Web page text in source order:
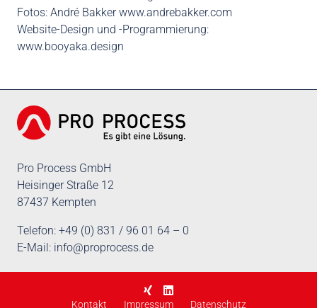
Fotos: André Bakkerwww.andrebakker.com
Website-Design und -Programmierung:
www.booyaka.design
Pro Process GmbH
Heisinger Straße 12
87437 Kempten
Telefon: +49 (0) 831 / 96 01 64 – 0
E-Mail: info@proprocess.de
Kontakt Impressum Datenschutz